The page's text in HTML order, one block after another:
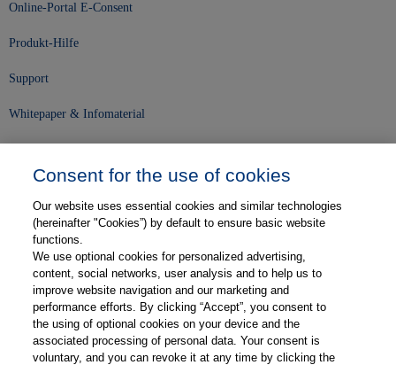
Online-Portal E-Consent
Produkt-Hilfe
Support
Whitepaper & Infomaterial
Karriere
Kontakt
Web-Semniare
Anwenderberichte
Consent for the use of cookies
Our website uses essential cookies and similar technologies
(hereinafter "Cookies”) by default to ensure basic website
functions.
We use optional cookies for personalized advertising,
content, social networks, user analysis and to help us to
improve website navigation and our marketing and
performance efforts. By clicking “Accept”, you consent to
the using of optional cookies on your device and the
associated processing of personal data. Your consent is
voluntary, and you can revoke it at any time by clicking the